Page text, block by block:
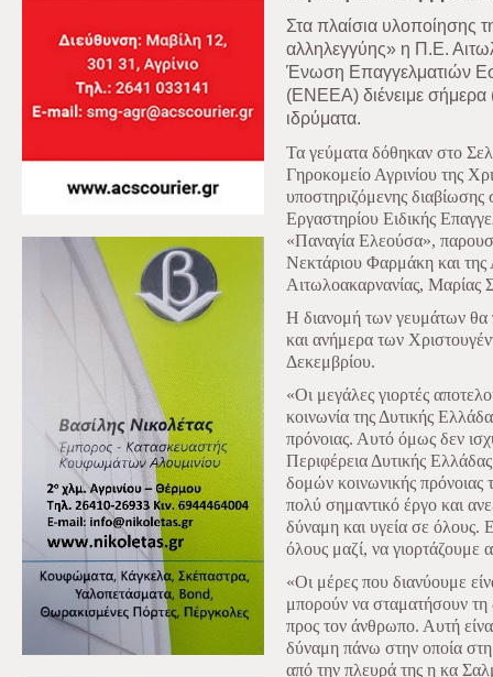
Στα πλαίσια υλοποίησης
αλληλεγγύης» η Π.Ε.
Ένωση Επαγγελματιών
(ΕΝΕΕΑ) διένειμε σήμερα
ιδρύματα.
Τα γεύματα δόθηκαν στο
Γηροκομείο Αγρινίου της
υποστηριζόμενης
Εργαστηρίου Ειδικής
«Παναγία Ελεούσα»,
Νεκτάριου Φαρμάκη και της
Αιτωλοακαρνανίας, Μαρίας
Η διανομή των γευμάτων θα
και ανήμερα των
Δεκεμβρίου.
«Οι μεγάλες γιορτές
κοινωνία της Δυτικής
πρόνοιας. Αυτό όμως δεν
Περιφέρεια Δυτικής
δομών κοινωνικής πρόνοιας
πολύ σημαντικό έργο και
δύναμη και υγεία σε όλους.
όλους μαζί, να
«Οι μέρες που διανύουμε
μπορούν να σταματήσουν τη
προς τον άνθρωπο. Αυτή
δύναμη πάνω στην οποία
από την πλευρά της η κα